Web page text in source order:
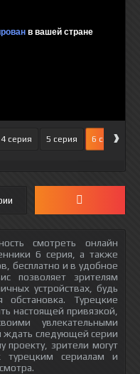
4 серия 5 серия 6 серия
›
смотреть онлайн
6 серия, а также
бесплатно и в удобное
позволяет зрителям
устройствах, будь
Турецкие
настоящей привязкой,
увлекательными
ждать следующей серии
проекту, зрители могут
турецким сериалам и